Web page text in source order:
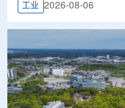
工业 2026-08-06